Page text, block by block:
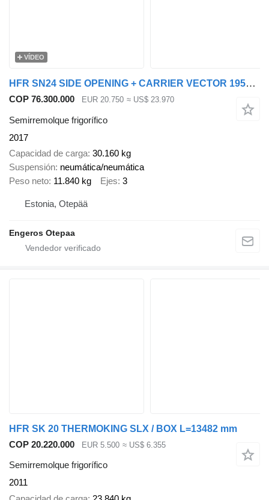
VÍDEO
HFR SN24 SIDE OPENING + CARRIER VECTOR 1950MT
COP 76.300.000 EUR 20.750 ≈ US$ 23.970
Semirremolque frigorífico
2017
Capacidad de carga 30.160 kg
Suspensión neumática/neumática
Peso neto 11.840 kg Ejes 3
Estonia, Otepää
Engeros Otepaa
HFR SK 20 THERMOKING SLX / BOX L=13482 mm
COP 20.220.000
EUR 5.500 ≈ US$ 6.355
Semirremolque frigorífico
2011